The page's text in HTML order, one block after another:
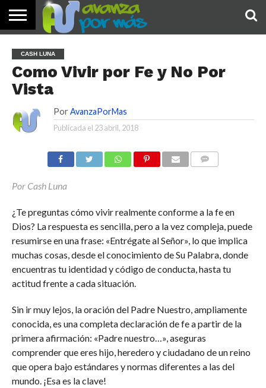
PALABRA
DE HOY
DEVOCIONALES
NOTICIAS
TESTIMONIOS
ORACIONES
SOBRE
NOSOTROS
IMÁGENES
CASH LUNA
Como Vivir por Fe y No Por
Vista
Por AvanzaPorMas
Publicada el 23 abril, 2018
Por Cash Luna
¿Te preguntas cómo vivir realmente conforme a la fe en
Dios? La respuesta es sencilla, pero a la vez compleja, puede
resumirse en una frase: «Entrégate al Señor», lo que implica
muchas cosas, desde el conocimiento de Su Palabra, donde
encuentras tu identidad y código de conducta, hasta tu
actitud frente a cada situación.
Sin ir muy lejos, la oración del Padre Nuestro, ampliamente
conocida, es una completa declaración de fe a partir de la
primera afirmación: «Padre nuestro…», aseguras
comprender que eres hijo, heredero y ciudadano de un reino
que opera bajo estándares y normas diferentes a las del
mundo. ¡Esa es la clave!